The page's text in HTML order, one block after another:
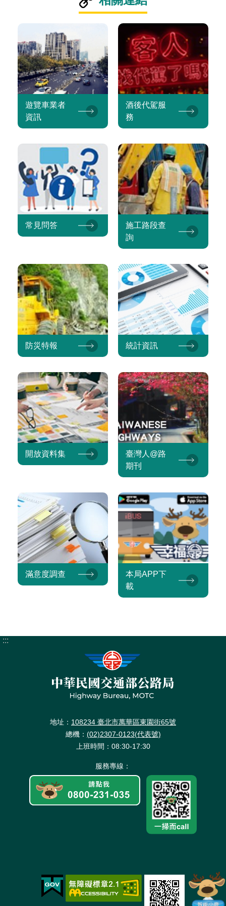
遊覽車業者
資訊
酒後代駕服
務
常見問答
施工路段查
詢
防災特報 統計資訊
開放資料集
臺灣人@路
期刊
滿意度調查
本局APP下
載
:::
地址： 108234 臺北市萬華區東園街65號
總機： (02)2307-0123(代表號)
上班時間：08:30-17:30
服務專線：